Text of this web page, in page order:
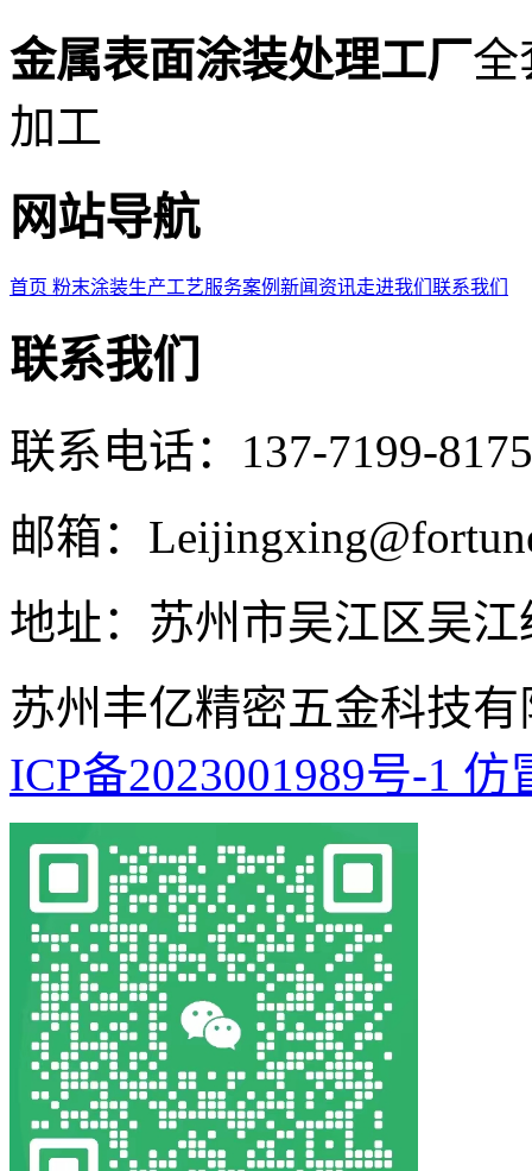
金属表面涂装处理工厂全
加工
网站导航
首页 粉末涂装生产工艺服务案例 新闻资讯走进我们 联系我们
联系我们
联系电话：137-7199-
邮箱：
地址：苏州市吴江区吴
苏州丰亿精密五金科技
ICP备2023001989号-1 仿